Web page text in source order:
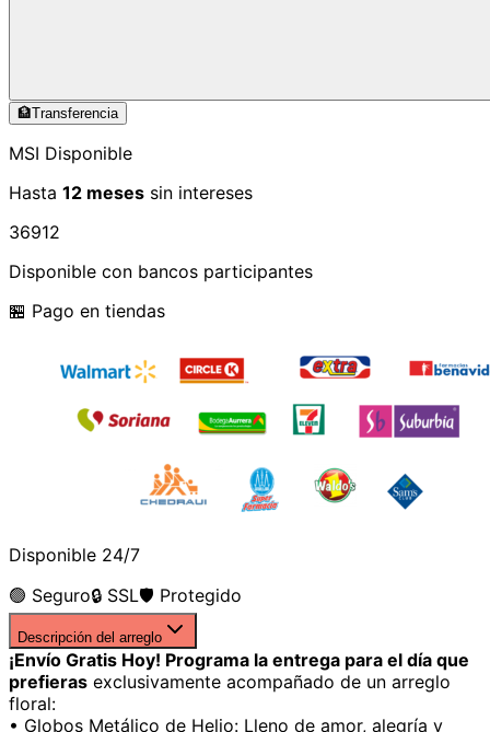
🏦Transferencia
MSI Disponible
Hasta 12 meses sin intereses
36912
Disponible con bancos participantes
🏪 Pago en tiendas
Disponible 24/7
🟢 Seguro🔒 SSL🛡️ Protegido
Descripción del arreglo
¡Envío Gratis Hoy! Programa la entrega para el día que
prefieras exclusivamente acompañado de un arreglo
floral:
• Globos Metálico de Helio: Lleno de amor, alegría y